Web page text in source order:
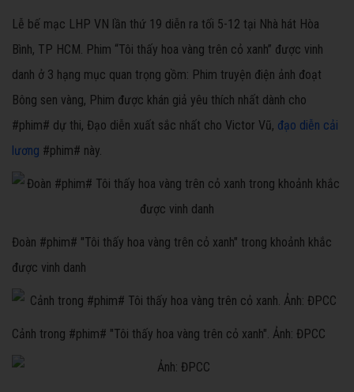
Lễ bế mạc LHP VN lần thứ 19 diễn ra tối 5-12 tại Nhà hát Hòa
Bình, TP HCM. Phim “Tôi thấy hoa vàng trên cỏ xanh” được vinh
danh ở 3 hạng mục quan trọng gồm: Phim truyện điện ảnh đoạt
Bông sen vàng, Phim được khán giả yêu thích nhất dành cho
#phim# dự thi, Đạo diễn xuất sắc nhất cho Victor Vũ, đạo diễn cải
lương #phim# này.
Đoàn #phim# "Tôi thấy hoa vàng trên cỏ xanh" trong khoảnh khắc
được vinh danh
Cảnh trong #phim# "Tôi thấy hoa vàng trên cỏ xanh". Ảnh: ĐPCC